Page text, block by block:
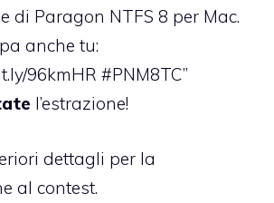
di Paragon NTFS 8 per Mac.
anche tu:
96kmHR #PNM8TC”
l’estrazione!
dettagli per la
al contest.